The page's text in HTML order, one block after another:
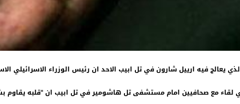
يعالج فيه ارييل شارون في تل ابيب الاحد ان رئيس الوزراء الاسرائيلي
لقاء مع صحافيين امام مستشفى تل هاشومير في تل ابيب ان "قلبه يقاوم